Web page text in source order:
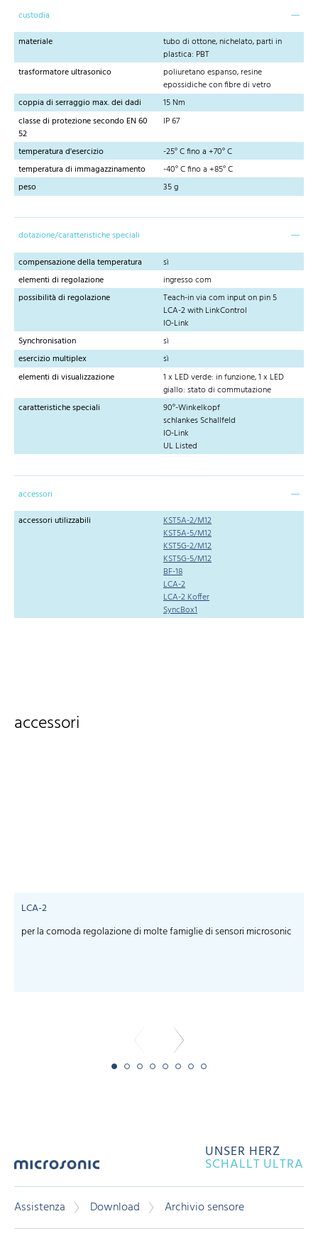
custodia
materiale
tubo di ottone, nichelato, parti in
plastica: PBT
trasformatore ultrasonico
poliuretano espanso, resine
epossidiche con fibre di vetro
coppia di serraggio max. dei dadi
15 Nm
classe di protezione secondo EN 60
52
IP 67
temperatura d'esercizio
-25° C fino a +70° C
temperatura di immagazzinamento
-40° C fino a +85° C
peso
35 g
dotazione/caratteristiche speciali
compensazione della temperatura
sì
elementi di regolazione
ingresso com
possibilità di regolazione
Teach-in via com input on pin 5
LCA-2 with LinkControl
IO-Link
Synchronisation
sì
esercizio multiplex
sì
elementi di visualizzazione
1 x LED verde: in funzione, 1 x LED
giallo: stato di commutazione
caratteristiche speciali
90°-Winkelkopf
schlankes Schallfeld
IO-Link
UL Listed
accessori
accessori utilizzabili
KST5A-2/M12
KST5A-5/M12
KST5G-2/M12
KST5G-5/M12
BF-18
LCA-2
LCA-2 Koffer
SyncBox1
accessori
LCA-2
per la comoda regolazione di molte famiglie di sensori microsonic
UNSER HERZ
SCHALLT ULTRA
Assistenza Download Archivio sensore